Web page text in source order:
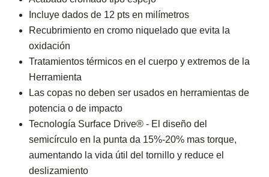
Incluye dados de 12 pts en milímetros
Recubrimiento en cromo niquelado que evita la
oxidación
Tratamientos térmicos en el cuerpo y extremos de la
Herramienta
Las copas no deben ser usados en herramientas de
potencia o de impacto
Tecnología Surface Drive® - El diseño del
semicírculo en la punta da 15%-20% mas torque,
aumentando la vida útil del tornillo y reduce el
deslizamiento